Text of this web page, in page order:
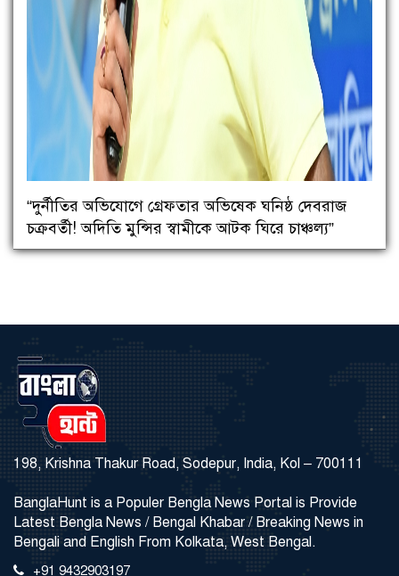
“দুর্নীতির অভিযোগে গ্রেফতার অভিষেক ঘনিষ্ঠ দেবরাজ
চক্রবর্তী! অদিতি মুন্সির স্বামীকে আটক ঘিরে চাঞ্চল্য”
198, Krishna Thakur Road, Sodepur, India, Kol – 700111
BanglaHunt is a Populer Bengla News Portal is Provide
Latest Bengla News / Bengal Khabar / Breaking News in
Bengali and English From Kolkata, West Bengal.
+91 9432903197